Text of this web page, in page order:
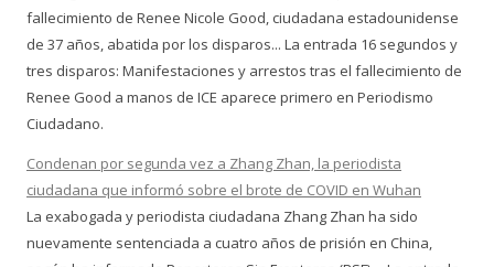
fallecimiento de Renee Nicole Good, ciudadana estadounidense
de 37 años, abatida por los disparos... La entrada 16 segundos y
tres disparos: Manifestaciones y arrestos tras el fallecimiento de
Renee Good a manos de ICE aparece primero en Periodismo
Ciudadano.
Condenan por segunda vez a Zhang Zhan, la periodista
ciudadana que informó sobre el brote de COVID en Wuhan
La exabogada y periodista ciudadana Zhang Zhan ha sido
nuevamente sentenciada a cuatro años de prisión en China,